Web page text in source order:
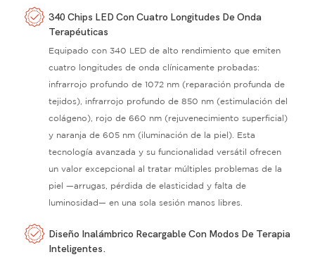
340 Chips LED Con Cuatro Longitudes De Onda
Terapéuticas
Equipado con 340 LED de alto rendimiento que emiten
cuatro longitudes de onda clínicamente probadas:
infrarrojo profundo de 1072 nm (reparación profunda de
tejidos), infrarrojo profundo de 850 nm (estimulación del
colágeno), rojo de 660 nm (rejuvenecimiento superficial)
y naranja de 605 nm (iluminación de la piel). Esta
tecnología avanzada y su funcionalidad versátil ofrecen
un valor excepcional al tratar múltiples problemas de la
piel —arrugas, pérdida de elasticidad y falta de
luminosidad— en una sola sesión manos libres.
Diseño Inalámbrico Recargable Con Modos De Terapia
Inteligentes.